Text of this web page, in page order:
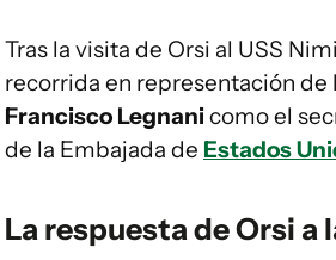
Tras la visita de Orsi al USS
recorrida en representación
Francisco Legnani como el
de la Embajada de Estados
La respuesta de Orsi